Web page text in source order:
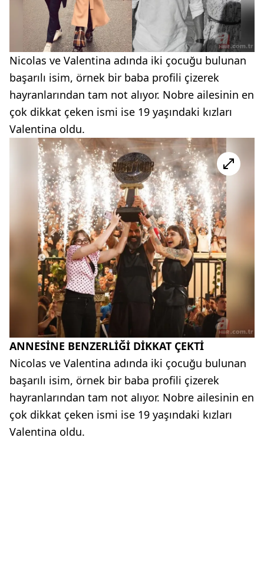
Nicolas ve Valentina adında iki çocuğu bulunan
başarılı isim, örnek bir baba profili çizerek
hayranlarından tam not alıyor. Nobre ailesinin en
çok dikkat çeken ismi ise 19 yaşındaki kızları
Valentina oldu.
ANNESİNE BENZERLİĞİ DİKKAT ÇEKTİ
Nicolas ve Valentina adında iki çocuğu bulunan
başarılı isim, örnek bir baba profili çizerek
hayranlarından tam not alıyor. Nobre ailesinin en
çok dikkat çeken ismi ise 19 yaşındaki kızları
Valentina oldu.